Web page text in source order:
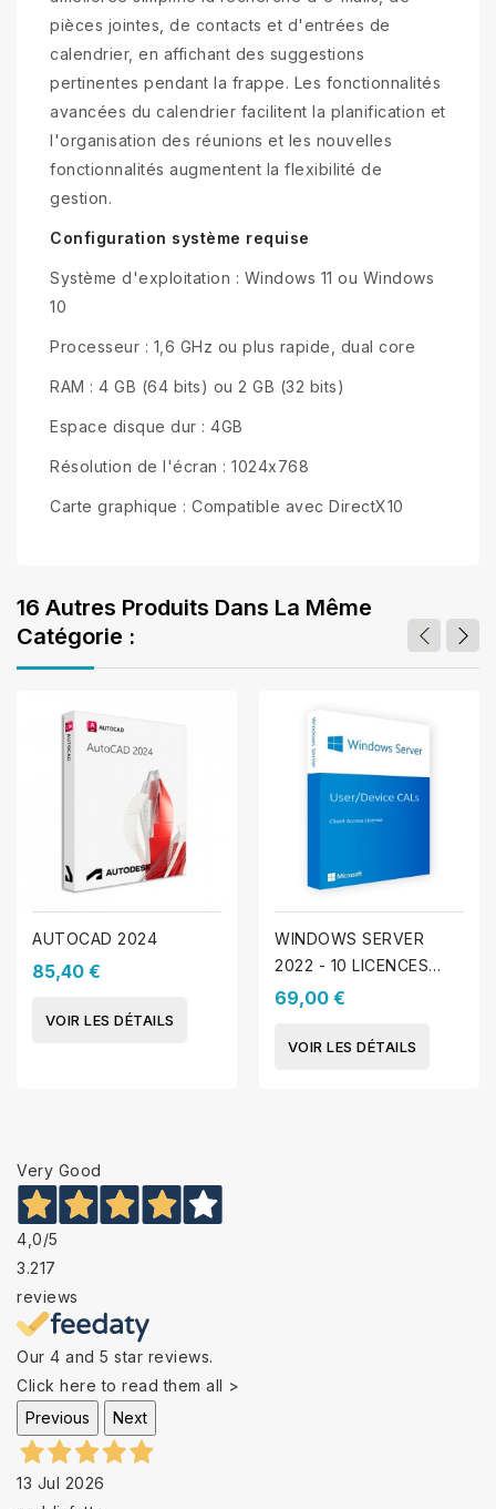
pièces jointes, de contacts et d'entrées de
calendrier, en affichant des suggestions
pertinentes pendant la frappe. Les fonctionnalités
avancées du calendrier facilitent la planification et
l'organisation des réunions et les nouvelles
fonctionnalités augmentent la flexibilité de
gestion.
Configuration système requise
Système d'exploitation : Windows 11 ou Windows
10
Processeur : 1,6 GHz ou plus rapide, dual core
RAM : 4 GB (64 bits) ou 2 GB (32 bits)
Espace disque dur : 4GB
Résolution de l'écran : 1024x768
Carte graphique : Compatible avec DirectX10
16 Autres Produits Dans La Même
Catégorie :
AUTOCAD 2024
85,40 €
VOIR LES DÉTAILS
WINDOWS SERVER
2022 - 10 LICENCES
D'ACCÈS CLIENT
69,00 €
VOIR LES DÉTAILS
Very Good
4,0/5
3.217
reviews
Our 4 and 5 star reviews.
Click here to read them all >
Previous
Next
13 Jul 2026